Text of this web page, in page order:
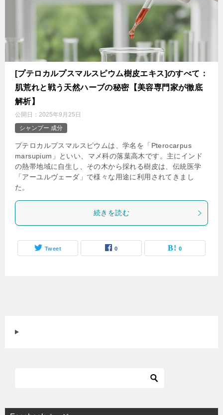
[プテロカルプスマルスピウム樹皮エキス]のすべて：
肌荒れと戦う天然ハーブの秘密【美容専門家が徹底
解析】
公開日： 2025年9月25日
シャンプー 成分
プテロカルプスマルスピウムは、学名を「Pterocarpus
marsupium」といい、マメ科の落葉高木です。主にインド
の熱帯地域に自生し、その木から採れる樹皮は、伝統医学
「アーユルヴェーダ」で様々な用途に利用されてきまし
た。
続きを読む
Tweet 0 0